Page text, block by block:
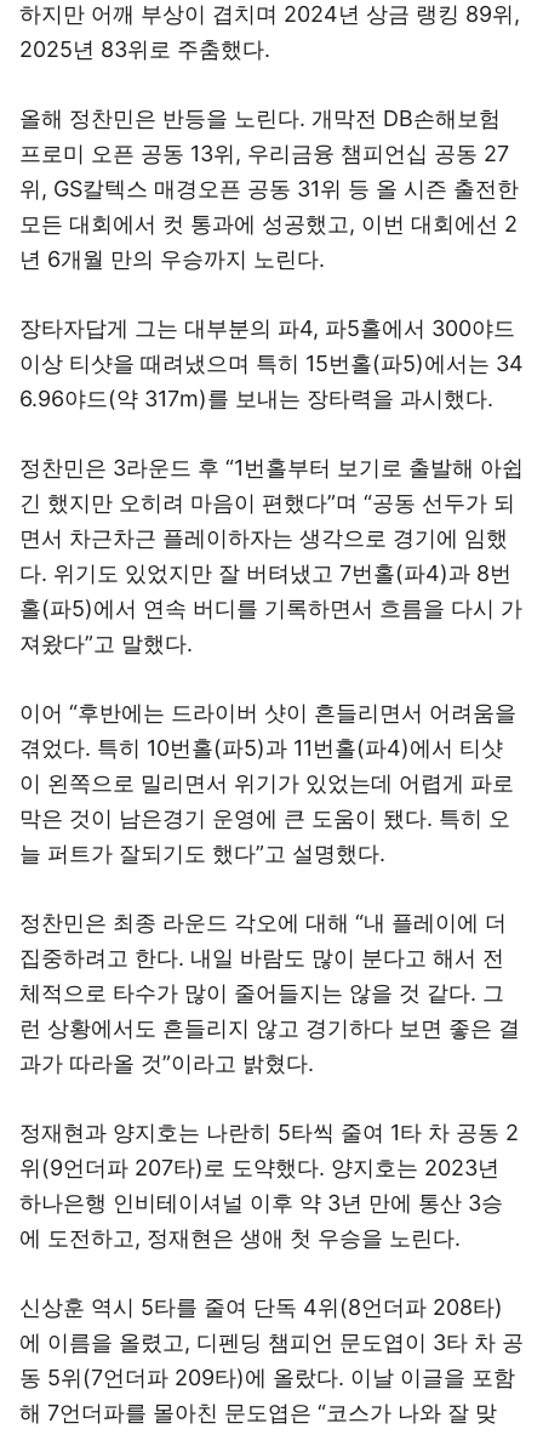
하지만 어깨 부상이 겹치며 2024년 상금 랭킹 89위,
2025년 83위로 주춤했다.
올해 정찬민은 반등을 노린다. 개막전 DB손해보험
프로미 오픈 공동 13위, 우리금융 챔피언십 공동 27
위, GS칼텍스 매경오픈 공동 31위 등 올 시즌 출전한
모든 대회에서 컷 통과에 성공했고, 이번 대회에선 2
년 6개월 만의 우승까지 노린다.
장타자답게 그는 대부분의 파4, 파5홀에서 300야드
이상 티샷을 때려냈으며 특히 15번홀(파5)에서는 34
6.96야드(약 317m)를 보내는 장타력을 과시했다.
정찬민은 3라운드 후 “1번홀부터 보기로 출발해 아쉽
긴 했지만 오히려 마음이 편했다”며 “공동 선두가 되
면서 차근차근 플레이하자는 생각으로 경기에 임했
다. 위기도 있었지만 잘 버텨냈고 7번홀(파4)과 8번
홀(파5)에서 연속 버디를 기록하면서 흐름을 다시 가
져왔다”고 말했다.
이어 “후반에는 드라이버 샷이 흔들리면서 어려움을
겪었다. 특히 10번홀(파5)과 11번홀(파4)에서 티샷
이 왼쪽으로 밀리면서 위기가 있었는데 어렵게 파로
막은 것이 남은경기 운영에 큰 도움이 됐다. 특히 오
늘 퍼트가 잘되기도 했다”고 설명했다.
정찬민은 최종 라운드 각오에 대해 “내 플레이에 더
집중하려고 한다. 내일 바람도 많이 분다고 해서 전
체적으로 타수가 많이 줄어들지는 않을 것 같다. 그
런 상황에서도 흔들리지 않고 경기하다 보면 좋은 결
과가 따라올 것”이라고 밝혔다.
정재현과 양지호는 나란히 5타씩 줄여 1타 차 공동 2
위(9언더파 207타)로 도약했다. 양지호는 2023년
하나은행 인비테이셔널 이후 약 3년 만에 통산 3승
에 도전하고, 정재현은 생애 첫 우승을 노린다.
신상훈 역시 5타를 줄여 단독 4위(8언더파 208타)
에 이름을 올렸고, 디펜딩 챔피언 문도엽이 3타 차 공
동 5위(7언더파 209타)에 올랐다. 이날 이글을 포함
해 7언더파를 몰아친 문도엽은 “코스가 나와 잘 맞